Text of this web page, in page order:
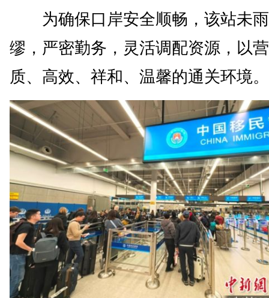
为确保口岸安全顺畅，该站未
缪，严密勤务，灵活调配资源，以
质、高效、祥和、温馨的通关环境。